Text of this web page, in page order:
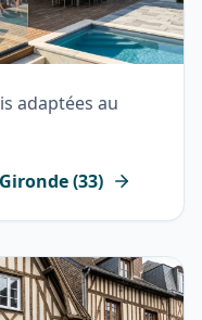
adaptées au
Gironde(33)